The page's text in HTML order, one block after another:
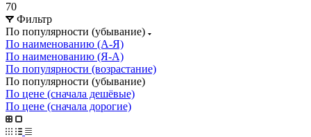
70
Фильтр
По популярности (убывание)
По наименованию (А-Я)
По наименованию (Я-А)
По популярности (возрастание)
По популярности (убывание)
По цене (сначала дешёвые)
По цене (сначала дорогие)